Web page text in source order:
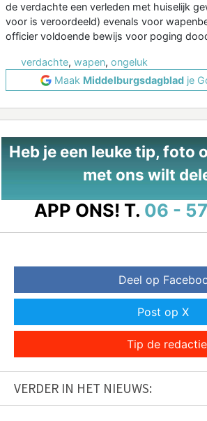
de verdachte een verleden met huiselijk
voor is veroordeeld) evenals voor
officier voldoende bewijs voor poging
verdachte, wapen, ongeluk
Maak Middelburgsdagblad je
Heb je een leuke tip, foto
met ons wilt
APP ONS! T. 06 -
Deel op
Post op X
Tip de redactie
VERDER IN HET NIEUWS: